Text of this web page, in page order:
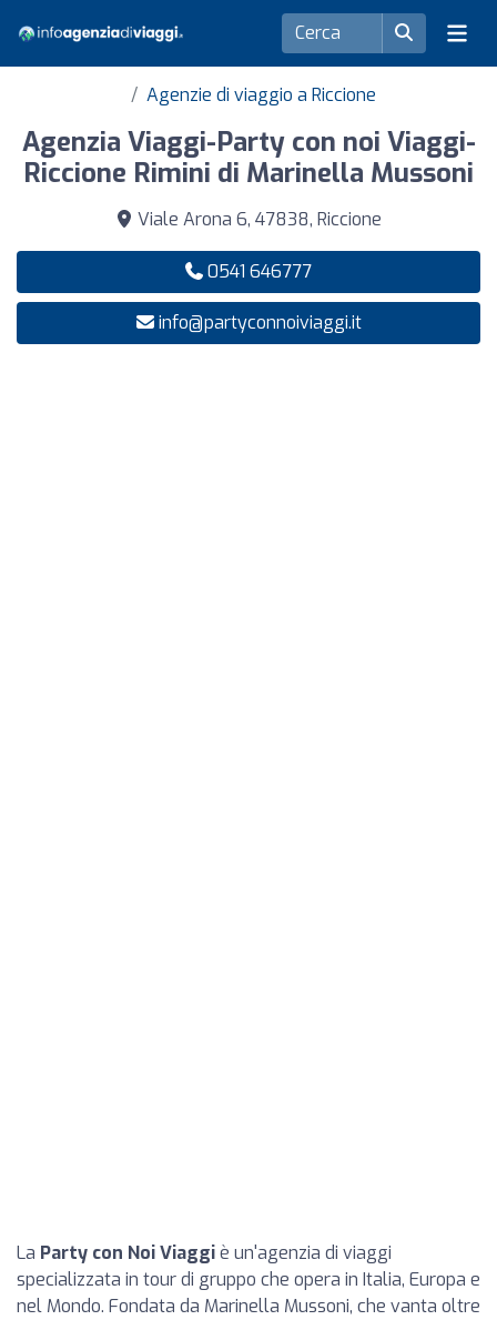
Agenzie di viaggio a Riccione
Agenzia Viaggi-Party con noi Viaggi-
Riccione Rimini di Marinella Mussoni
Viale Arona 6, 47838, Riccione
0541 646777
info@partyconnoiviaggi.it
La Party con Noi Viaggiè un'agenzia di viaggi
specializzata in tour di gruppo che opera in Italia, Europa e
nel Mondo. Fondata da Marinella Mussoni, che vanta oltre